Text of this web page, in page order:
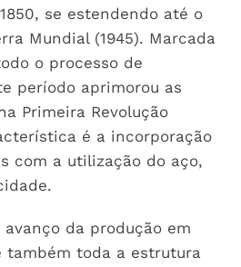
se estendendo até o
Mundial (1945). Marcada
o processo de
período aprimorou as
Primeira Revolução
é a incorporação
com a utilização do aço,
da produção em
também toda a estrutura